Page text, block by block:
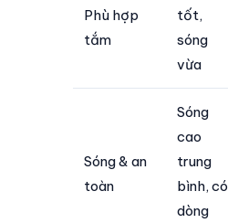
Phù hợp
tắm
tốt,
sóng
vừa
Sóng & an
toàn
Sóng
cao
trung
bình, có
dòng